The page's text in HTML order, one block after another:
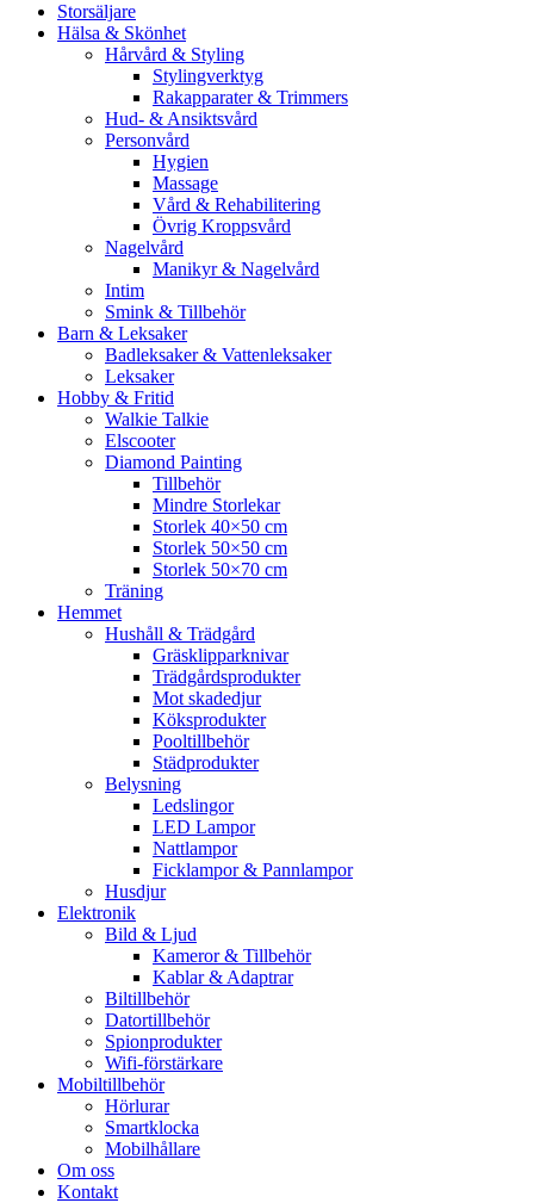
Storsäljare
Hälsa & Skönhet
Hårvård & Styling
Stylingverktyg
Rakapparater & Trimmers
Hud- & Ansiktsvård
Personvård
Hygien
Massage
Vård & Rehabilitering
Övrig Kroppsvård
Nagelvård
Manikyr & Nagelvård
Intim
Smink & Tillbehör
Barn & Leksaker
Badleksaker & Vattenleksaker
Leksaker
Hobby & Fritid
Walkie Talkie
Elscooter
Diamond Painting
Tillbehör
Mindre Storlekar
Storlek 40×50 cm
Storlek 50×50 cm
Storlek 50×70 cm
Träning
Hemmet
Hushåll & Trädgård
Gräsklipparknivar
Trädgårdsprodukter
Mot skadedjur
Köksprodukter
Pooltillbehör
Städprodukter
Belysning
Ledslingor
LED Lampor
Nattlampor
Ficklampor & Pannlampor
Husdjur
Elektronik
Bild & Ljud
Kameror & Tillbehör
Kablar & Adaptrar
Biltillbehör
Datortillbehör
Spionprodukter
Wifi-förstärkare
Mobiltillbehör
Hörlurar
Smartklocka
Mobilhållare
Om oss
Kontakt